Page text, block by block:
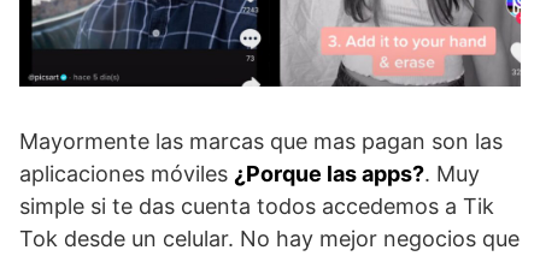
Mayormente las marcas que mas pagan son las
aplicaciones móviles ¿Porque las apps?. Muy
simple si te das cuenta todos accedemos a Tik
Tok desde un celular. No hay mejor negocios que